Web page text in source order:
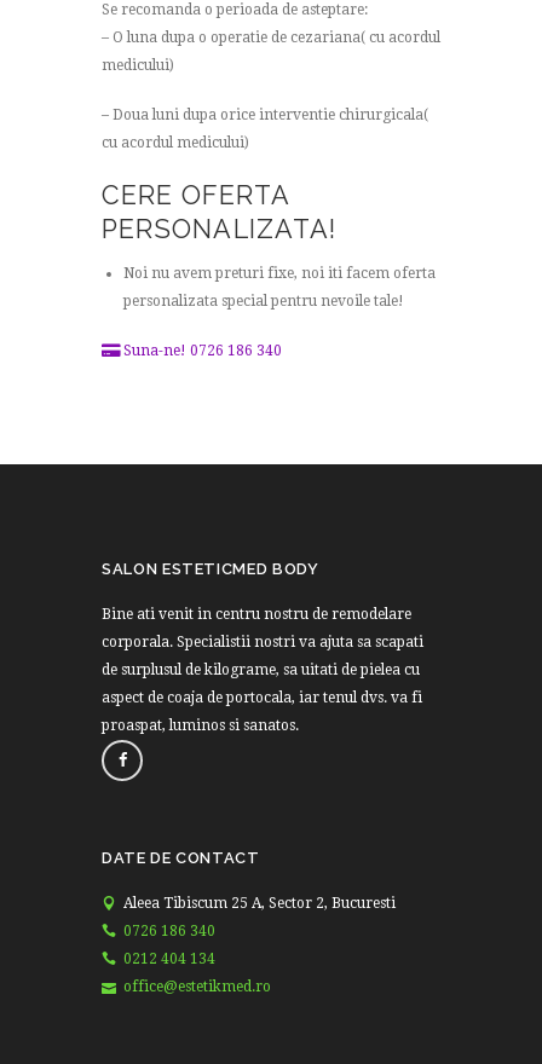
Se recomanda o perioada de asteptare:
– O luna dupa o operatie de cezariana( cu acordul
medicului)
– Doua luni dupa orice interventie chirurgicala(
cu acordul medicului)
CERE OFERTA
PERSONALIZATA!
Noi nu avem preturi fixe, noi iti facem oferta
personalizata special pentru nevoile tale!
Suna-ne! 0726 186 340
SALON ESTETICMED BODY
Bine ati venit in centru nostru de remodelare
corporala. Specialistii nostri va ajuta sa scapati
de surplusul de kilograme, sa uitati de pielea cu
aspect de coaja de portocala, iar tenul dvs. va fi
proaspat, luminos si sanatos.
DATE DE CONTACT
Aleea Tibiscum 25 A, Sector 2, Bucuresti
0726 186 340
0212 404 134
office@estetikmed.ro